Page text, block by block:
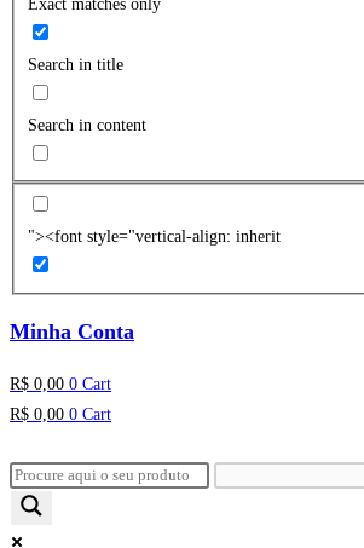
Exact matches only
Search in title
Search in content
"><font style="vertical-align: inherit
Minha Conta
R$ 0,00 0 Cart
R$ 0,00 0 Cart